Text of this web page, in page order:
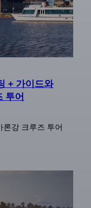
+ 가이드와
투어
론강 크루즈 투어